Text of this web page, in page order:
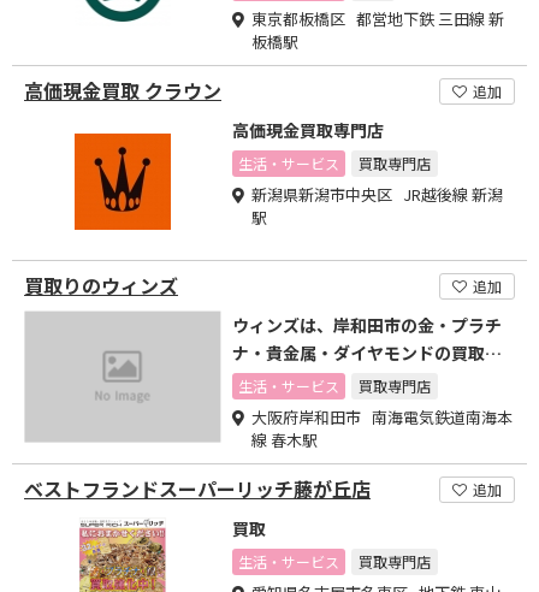
東京都板橋区 都営地下鉄 三田線 新
板橋駅
高価現金買取 クラウン 追加
高価現金買取専門店
生活・サービス 買取専門店
新潟県新潟市中央区 JR越後線 新潟
駅
買取りのウィンズ 追加
ウィンズは、岸和田市の金・プラチ
ナ・貴金属・ダイヤモンドの買取専
門店です。
生活・サービス 買取専門店
大阪府岸和田市 南海電気鉄道南海本
線 春木駅
ベストフランドスーパーリッチ藤が丘店 追加
買取
生活・サービス 買取専門店